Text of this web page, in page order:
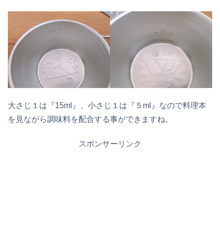
大さじ１は『15ml』、小さじ１は『５ml』なので料理本
を見ながら調味料を配合する事ができますね。
スポンサーリンク